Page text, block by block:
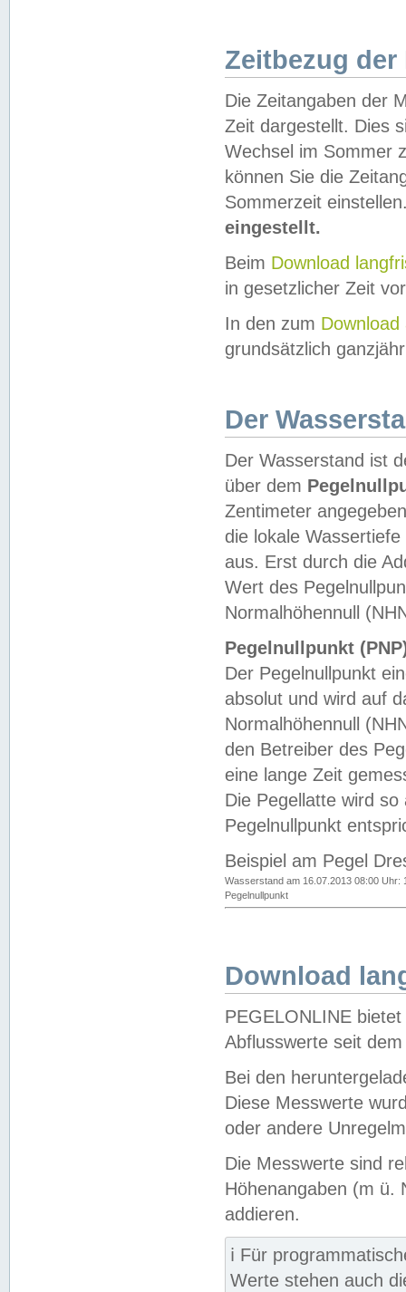
Zeitbezug der
Die Zeitangaben der
Zeit dargestellt. Dies
Wechsel im Sommer
können Sie die
Sommerzeit
eingestellt.
Beim Download
in gesetzlicher Zeit
In den zum Download
grundsätzlich
Der
Der Wasserstand ist
über dem
Zentimeter
die lokale
aus. Erst durch die
Wert des
Normalhöhennull
Pegelnullpunkt
Der Pegelnullpunkt
absolut und wird auf
Normalhöhennull
den Betreiber des
eine lange Zeit
Die Pegellatte wird
Pegelnullpunkt
Beispiel am Pegel
Wasserstand am 16.07.2013 08:00 Uhr:
Pegelnullpunkt
Download
PEGELONLINE
Abflusswerte seit
Bei den
Diese Messwerte
oder andere
Die Messwerte sind
Höhenangaben (m ü.
addieren.
ℹ️ Für
Werte stehen auch